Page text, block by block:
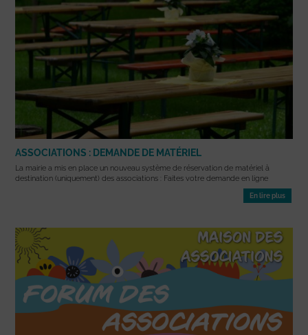
ASSOCIATIONS : DEMANDE DE MATÉRIEL
La mairie a mis en place un nouveau système de réservation de matériel à
destination (uniquement) des associations : Faites votre demande en ligne
En lire plus